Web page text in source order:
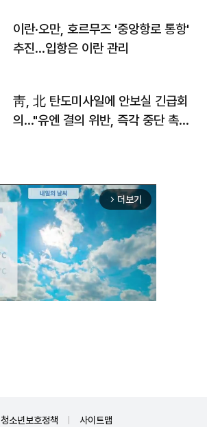
이란·오만, 호르무즈 '중앙항로 통항'
추진…입항은 이란 관리
靑, 北 탄도미사일에 안보실 긴급회
의…"유엔 결의 위반, 즉각 중단 촉
arrow_forward_ios 더보기
청소년보호정책 사이트맵